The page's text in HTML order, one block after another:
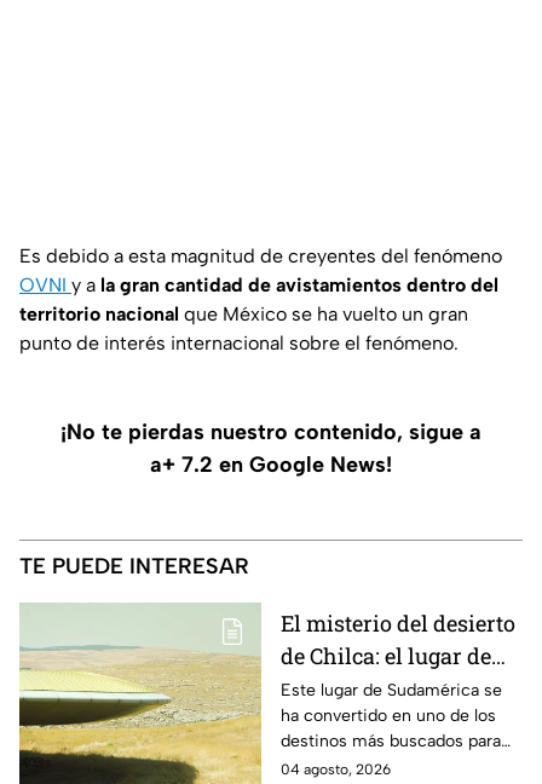
Es debido a esta magnitud de creyentes del fenómeno
OVNI y a la gran cantidad de avistamientos dentro del
territorio nacional que México se ha vuelto un gran
punto de interés internacional sobre el fenómeno.
¡No te pierdas nuestro contenido, sigue a
a+ 7.2 en Google News!
TE PUEDE INTERESAR
El misterio del desierto
de Chilca: el lugar de
Perú donde miles
aseguran haber visto
OVNIS
Este lugar de Sudamérica se
ha convertido en uno de los
destinos más buscados para
quienes buscan presenciar
04 agosto, 2026